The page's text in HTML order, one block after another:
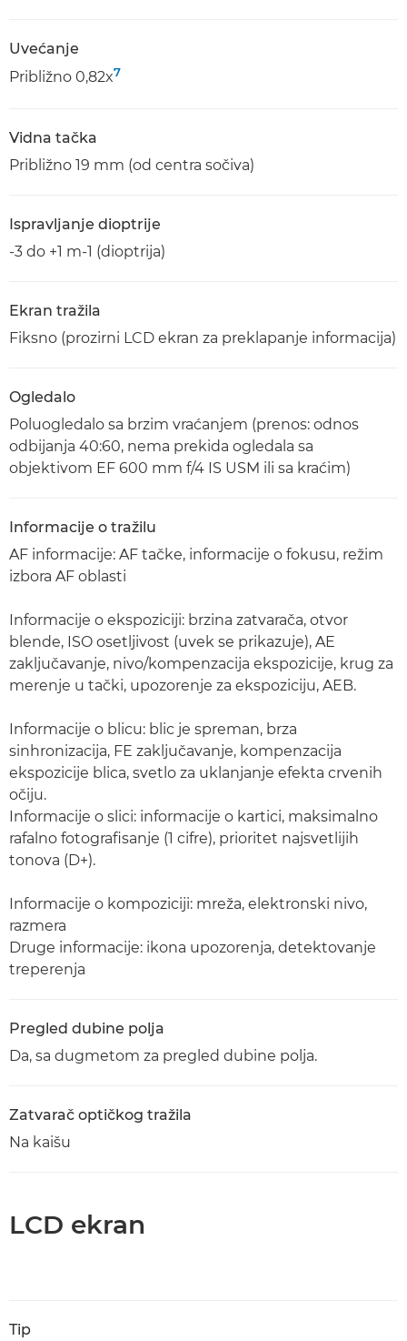
Uvećanje
Približno 0,82x7
Vidna tačka
Približno 19 mm (od centra sočiva)
Ispravljanje dioptrije
-3 do +1 m-1 (dioptrija)
Ekran tražila
Fiksno (prozirni LCD ekran za preklapanje informacija)
Ogledalo
Poluogledalo sa brzim vraćanjem (prenos: odnos
odbijanja 40:60, nema prekida ogledala sa
objektivom EF 600 mm f/4 IS USM ili sa kraćim)
Informacije o tražilu
AF informacije: AF tačke, informacije o fokusu, režim
izbora AF oblasti
Informacije o ekspoziciji: brzina zatvarača, otvor
blende, ISO osetljivost (uvek se prikazuje), AE
zaključavanje, nivo/kompenzacija ekspozicije, krug za
merenje u tački, upozorenje za ekspoziciju, AEB.
Informacije o blicu: blic je spreman, brza
sinhronizacija, FE zaključavanje, kompenzacija
ekspozicije blica, svetlo za uklanjanje efekta crvenih
očiju.
Informacije o slici: informacije o kartici, maksimalno
rafalno fotografisanje (1 cifre), prioritet najsvetlijih
tonova (D+).
Informacije o kompoziciji: mreža, elektronski nivo,
razmera
Druge informacije: ikona upozorenja, detektovanje
treperenja
Pregled dubine polja
Da, sa dugmetom za pregled dubine polja.
Zatvarač optičkog tražila
Na kaišu
LCD ekran
Tip